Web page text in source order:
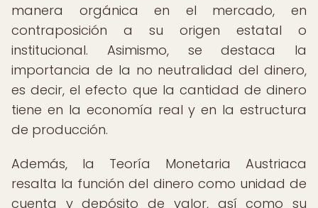
manera orgánica en el mercado, en
contraposición a su origen estatal o
institucional. Asimismo, se destaca la
importancia de la no neutralidad del dinero,
es decir, el efecto que la cantidad de dinero
tiene en la economía real y en la estructura
de producción.
Además, la Teoría Monetaria Austriaca
resalta la función del dinero como unidad de
cuenta y depósito de valor, así como su